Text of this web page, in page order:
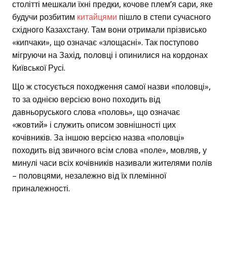
столітті мешкали їхні предки, кочове плем’я сари, яке
будучи розбитим китайцями пішло в степи сучасного
східного Казахстану. Там вони отримали прізвисько
«кипчаки», що означає «злощасні». Так поступово
мігруючи на Захід, половці і опинилися на кордонах
Київської Русі.
Що ж стосується походження самої назви «половці»,
то за однією версією воно походить від
давньоруського слова «половь», що означає
«жовтий» і служить описом зовнішності цих
кочівників. За іншою версією назва «половці»
походить від звичного всім слова «поле», мовляв, у
минулі часи всіх кочівників називали жителями полів
– половцями, незалежно від їх племінної
приналежності.